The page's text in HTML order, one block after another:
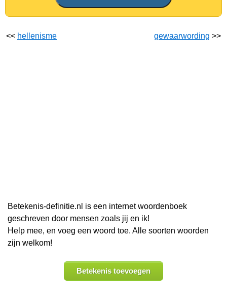
<< hellenisme gewaarwording >>
Betekenis-definitie.nl is een internet woordenboek
geschreven door mensen zoals jij en ik!
Help mee, en voeg een woord toe. Alle soorten woorden
zijn welkom!
Betekenis toevoegen